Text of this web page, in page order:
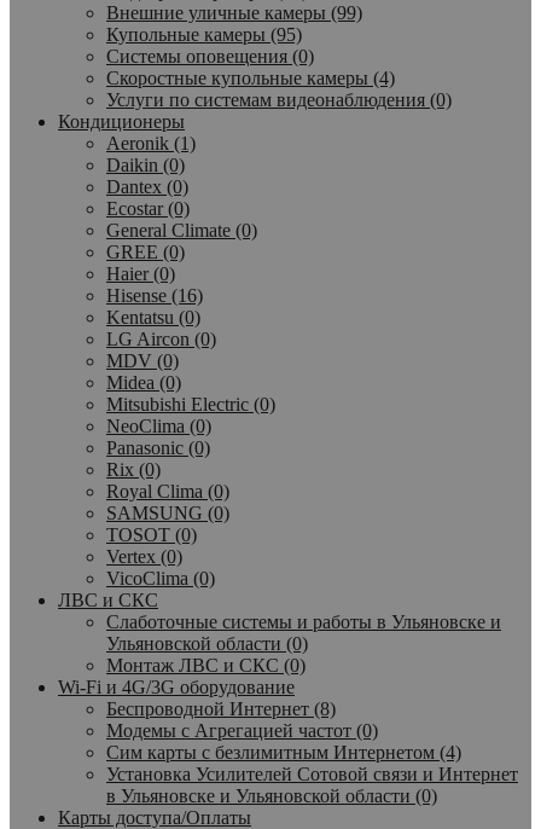
Внешние уличные камеры (99)
Купольные камеры (95)
Системы оповещения (0)
Скоростные купольные камеры (4)
Услуги по системам видеонаблюдения (0)
Кондиционеры
Aeronik (1)
Daikin (0)
Dantex (0)
Ecostar (0)
General Climate (0)
GREE (0)
Haier (0)
Hisense (16)
Kentatsu (0)
LG Aircon (0)
MDV (0)
Midea (0)
Mitsubishi Electric (0)
NeoClima (0)
Panasonic (0)
Rix (0)
Royal Clima (0)
SAMSUNG (0)
TOSOT (0)
Vertex (0)
VicoClima (0)
ЛВС и СКС
Слаботочные системы и работы в Ульяновске и
Ульяновской области (0)
Монтаж ЛВС и СКС (0)
Wi-Fi и 4G/3G оборудование
Беспроводной Интернет (8)
Модемы с Агрегацией частот (0)
Сим карты с безлимитным Интернетом (4)
Установка Усилителей Сотовой связи и Интернет
в Ульяновске и Ульяновской области (0)
Карты доступа/Оплаты